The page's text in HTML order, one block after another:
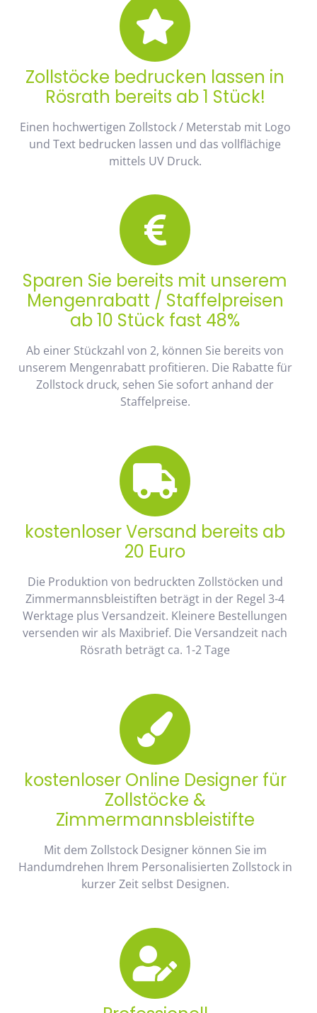
Zollstöcke bedrucken lassen in
Rösrath bereits ab 1 Stück!
Einen hochwertigen Zollstock / Meterstab mit Logo
und Text bedrucken lassen und das vollflächige
mittels UV Druck.
Sparen Sie bereits mit unserem
Mengenrabatt / Staffelpreisen
ab 10 Stück fast 48%
Ab einer Stückzahl von 2, können Sie bereits von
unserem Mengenrabatt profitieren. Die Rabatte für
Zollstock druck, sehen Sie sofort anhand der
Staffelpreise.
kostenloser Versand bereits ab
20 Euro
Die Produktion von bedruckten Zollstöcken und
Zimmermannsbleistiften beträgt in der Regel 3-4
Werktage plus Versandzeit. Kleinere Bestellungen
versenden wir als Maxibrief. Die Versandzeit nach
Rösrath beträgt ca. 1-2 Tage
kostenloser Online Designer für
Zollstöcke &
Zimmermannsbleistifte
Mit dem Zollstock Designer können Sie im
Handumdrehen Ihrem Personalisierten Zollstock in
kurzer Zeit selbst Designen.